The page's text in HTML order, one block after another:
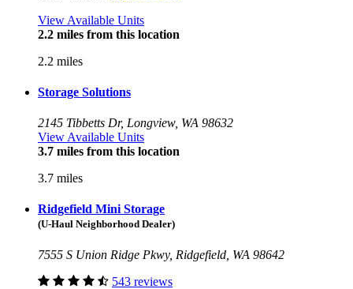
View Available Units
2.2 miles from this location
2.2 miles
Storage Solutions
2145 Tibbetts Dr, Longview, WA 98632
View Available Units
3.7 miles from this location
3.7 miles
Ridgefield Mini Storage
(U-Haul Neighborhood Dealer)
7555 S Union Ridge Pkwy, Ridgefield, WA 98642
543 reviews